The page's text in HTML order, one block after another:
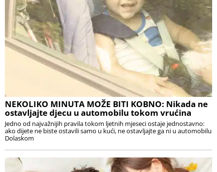
NEKOLIKO MINUTA MOŽE BITI KOBNO: Nikada ne
ostavljajte djecu u automobilu tokom vrućina
Jedno od najvažnijih pravila tokom ljetnih mjeseci ostaje jednostavno:
ako dijete ne biste ostavili samo u kući, ne ostavljajte ga ni u automobilu
Dolaskom